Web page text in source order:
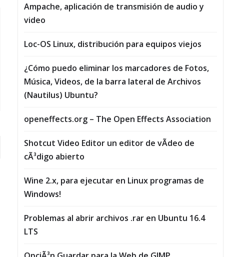
Ampache, aplicación de transmisión de audio y
video
Loc-OS Linux, distribución para equipos viejos
¿Cómo puedo eliminar los marcadores de Fotos,
Música, Vi­deos, de la barra lateral de Archivos
(Nautilus) Ubuntu?
openeffects.org – The Open Effects Association
Shotcut Video Editor un editor de vÃ­deo de
cÃ³digo abierto
Wine 2.x, para ejecutar en Linux programas de
Windows!
Problemas al abrir archivos .rar en Ubuntu 16.4
LTS